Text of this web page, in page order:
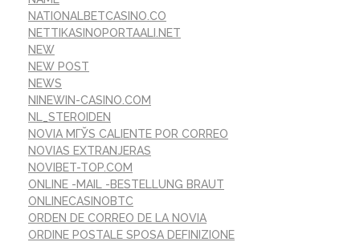
NATIONALBETCASINO.CO
NETTIKASINOPORTAALI.NET
NEW
NEW POST
NEWS
NINEWIN-CASINO.COM
NL_STEROIDEN
NOVIA MГЎS CALIENTE POR CORREO
NOVIAS EXTRANJERAS
NOVIBET-TOP.COM
ONLINE -MAIL -BESTELLUNG BRAUT
ONLINECASINOBTC
ORDEN DE CORREO DE LA NOVIA
ORDINE POSTALE SPOSA DEFINIZIONE